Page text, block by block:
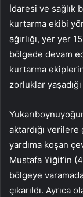
İdaresi ve sağlık
kurtarma ekibi
ağırlığı, yer yer
bölgede devam
kurtarma
zorluklar
aktardığı
yardıma koşan
Mustafa Yiğit’in
bölgeye
çıkarıldı. Ayrıca